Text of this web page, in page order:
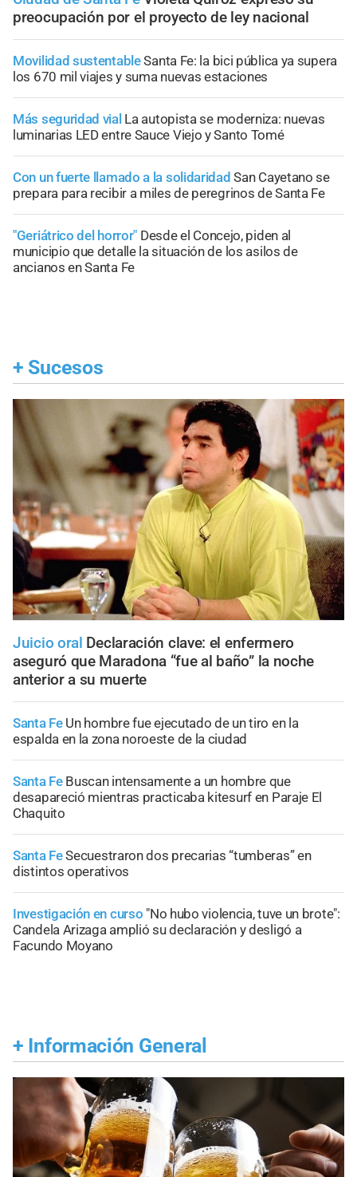
preocupación por el proyecto de ley nacional
Movilidad sustentableSanta Fe: la bici pública ya supera
los 670 mil viajes y suma nuevas estaciones
Más seguridad vial La autopista se moderniza: nuevas
luminarias LED entre Sauce Viejo y Santo Tomé
Con un fuerte llamado a la solidaridad San Cayetano se
prepara para recibir a miles de peregrinos de Santa Fe
"Geriátrico del horror" Desde el Concejo, piden al
municipio que detalle la situación de los asilos de
ancianos en Santa Fe
+ Sucesos
Juicio oral Declaración clave: el enfermero
aseguró que Maradona “fue al baño” la noche
anterior a su muerte
Santa Fe Un hombre fue ejecutado de un tiro en la
espalda en la zona noroeste de la ciudad
Santa Fe Buscan intensamente a un hombre que
desapareció mientras practicaba kitesurf en Paraje El
Chaquito
Santa FeSecuestraron dos precarias “tumberas” en
distintos operativos
Investigación en curso "No hubo violencia, tuve un brote":
Candela Arizaga amplió su declaración y desligó a
Facundo Moyano
+ Información General